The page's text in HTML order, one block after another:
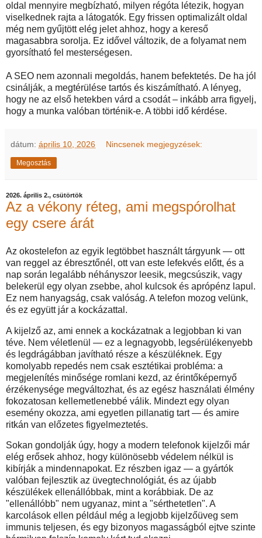
oldal mennyire megbízható, milyen régóta létezik, hogyan
viselkednek rajta a látogatók. Egy frissen optimalizált oldal
még nem gyűjtött elég jelet ahhoz, hogy a kereső
magasabbra sorolja. Ez idővel változik, de a folyamat nem
gyorsítható fel mesterségesen.
A SEO nem azonnali megoldás, hanem befektetés. De ha jól
csinálják, a megtérülése tartós és kiszámítható. A lényeg,
hogy ne az első hetekben várd a csodát – inkább arra figyelj,
hogy a munka valóban történik-e. A többi idő kérdése.
dátum: április 10, 2026 Nincsenek megjegyzések:
Megosztás
2026. április 2., csütörtök
Az a vékony réteg, ami megspórolhat
egy csere árát
Az okostelefon az egyik legtöbbet használt tárgyunk — ott
van reggel az ébresztőnél, ott van este lefekvés előtt, és a
nap során legalább néhányszor leesik, megcsúszik, vagy
belekerül egy olyan zsebbe, ahol kulcsok és aprópénz lapul.
Ez nem hanyagság, csak valóság. A telefon mozog velünk,
és ez együtt jár a kockázattal.
A kijelző az, ami ennek a kockázatnak a legjobban ki van
téve. Nem véletlenül — ez a legnagyobb, legsérülékenyebb
és legdrágábban javítható része a készüléknek. Egy
komolyabb repedés nem csak esztétikai probléma: a
megjelenítés minősége romlani kezd, az érintőképernyő
érzékenysége megváltozhat, és az egész használati élmény
fokozatosan kellemetlenebbé válik. Mindezt egy olyan
esemény okozza, ami egyetlen pillanatig tart — és amire
ritkán van előzetes figyelmeztetés.
Sokan gondolják úgy, hogy a modern telefonok kijelzői már
elég erősek ahhoz, hogy különösebb védelem nélkül is
kibírják a mindennapokat. Ez részben igaz — a gyártók
valóban fejlesztik az üvegtechnológiát, és az újabb
készülékek ellenállóbbak, mint a korábbiak. De az
"ellenállóbb" nem ugyanaz, mint a "sérthetetlen". A
karcolások ellen például még a legjobb kijelzőüveg sem
immunis teljesen, és egy bizonyos magasságból ejtve szinte